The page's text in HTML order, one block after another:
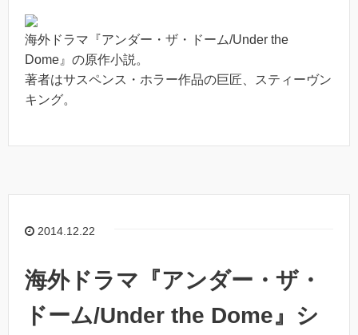
海外ドラマ『アンダー・ザ・ドーム/Under the
Dome』の原作小説。
著者はサスペンス・ホラー作品の巨匠、スティーヴン
キング。
2014.12.22
海外ドラマ『アンダー・ザ・
ドーム/Under the Dome』シ